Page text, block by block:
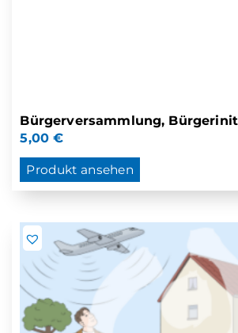
Bürgerversammlung,
5,00€
Produkt ansehen